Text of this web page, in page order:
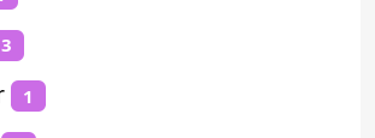
3
1